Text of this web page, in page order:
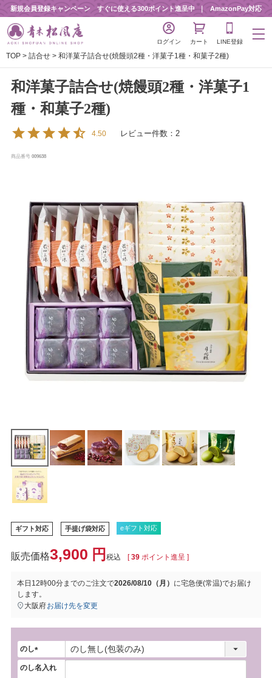
新規会員登録キャンペーン すぐに使える300ポイント進呈中 AmazonPay対応
ログイン カート LINE登録
TOP 詰合せ 和洋菓子詰合せ(焼饅頭2種・洋菓子1種・和菓子2種)
和洋菓子詰合せ(焼饅頭2種・洋菓子1
種・和菓子2種)
4.50 レビュー件数：2
商品番号 009638
ギフト対応 手提げ袋対応 eギフト対応
3,900 税込 [ 39 ポイント進呈 ]
本日 12時00分までのご注文で2026/08/10（月） に宅急便(常温)でお届け
します。
大阪府お届け先を変更
のし
(
必
のし名入れ